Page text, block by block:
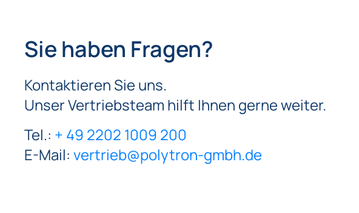
Sie haben Fragen?
Kontaktieren Sie uns.
Unser Vertriebsteam hilft Ihnen gerne weiter.
Tel.: + 49 2202 1009 200
E-Mail: vertrieb@polytron-gmbh.de